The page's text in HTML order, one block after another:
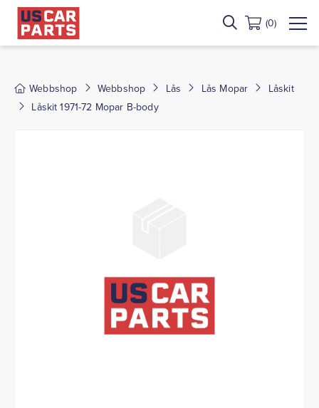
(0)
Webbshop Webbshop Lås Lås Mopar
Låskit
Låskit 1971-72 Mopar B-body